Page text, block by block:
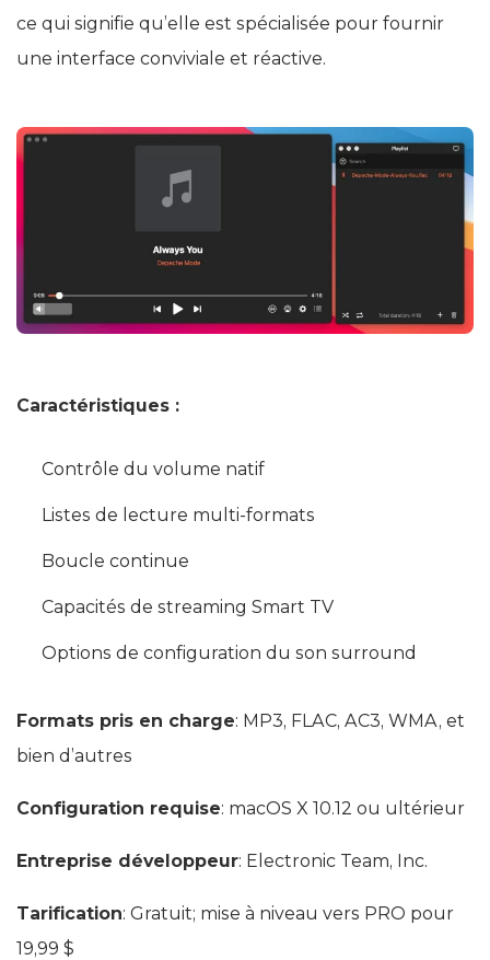
ce qui signifie qu’elle est spécialisée pour fournir
une interface conviviale et réactive.
Caractéristiques :
Contrôle du volume natif
Listes de lecture multi-formats
Boucle continue
Capacités de streaming Smart TV
Options de configuration du son surround
Formats pris en charge: MP3, FLAC, AC3, WMA, et
bien d’autres
Configuration requise: macOS X 10.12 ou ultérieur
Entreprise développeur: Electronic Team, Inc.
Tarification: Gratuit; mise à niveau vers PRO pour
19,99 $